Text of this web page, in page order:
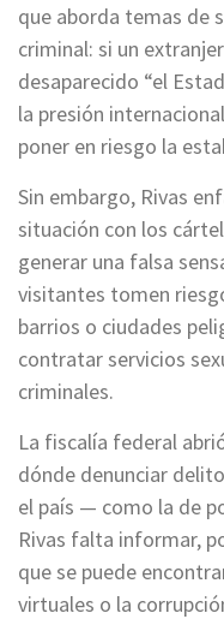
que aborda temas de
criminal: si un
desaparecido “el
la presión
poner en riesgo la
Sin embargo, Rivas
situación con los
generar una falsa
visitantes tomen
barrios o ciudades
contratar servicios
criminales.
La fiscalía federal
dónde denunciar
el país — como la de
Rivas falta informar,
que se puede
virtuales o la